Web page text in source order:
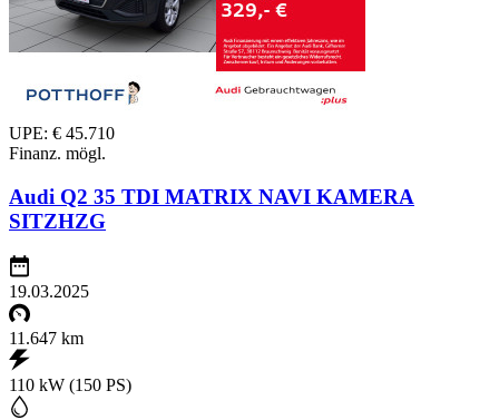
UPE: € 45.710
Finanz. mögl.
Audi Q2 35 TDI MATRIX NAVI KAMERA
SITZHZG
19.03.2025
11.647 km
110 kW (150 PS)